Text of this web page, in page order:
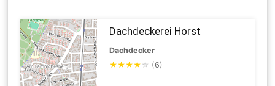
Dachdeckerei Horst
Dachdecker
★★★★ ☆ (6)